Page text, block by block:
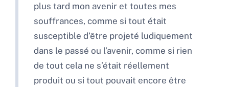
plus tard mon avenir et toutes mes
souffrances, comme si tout était
susceptible d’être projeté ludiquement
dans le passé ou l’avenir, comme si rien
de tout cela ne s’était réellement
produit ou si tout pouvait encore être